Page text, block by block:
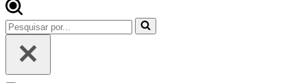
Pesquisar
por...